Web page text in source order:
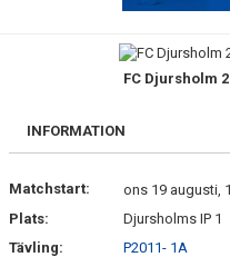
FC Djursholm 2
INFORMATION
Matchstart:
ons 19 augusti,
Plats:
Djursholms IP 1
Tävling:
P2011- 1A